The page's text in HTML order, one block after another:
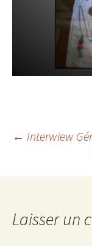
des
← Interwiew
Laisser un